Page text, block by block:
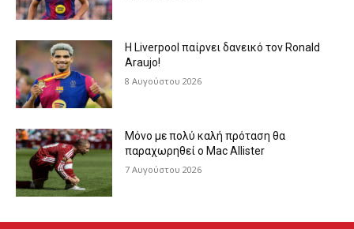
Η Liverpool παίρνει δανεικό τον Ronald
Araujo!
8 Αυγούστου 2026
Μόνο με πολύ καλή πρόταση θα
παραχωρηθεί ο Mac Allister
7 Αυγούστου 2026